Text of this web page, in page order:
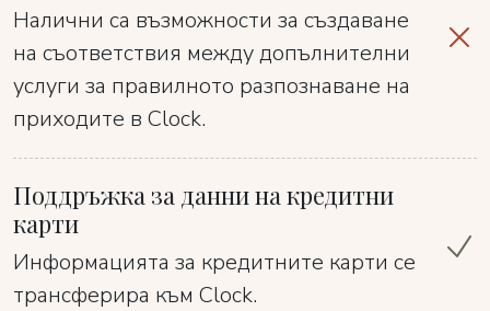
Налични са възможности за създаване
на съответствия между допълнителни
услуги за правилното разпознаване на
приходите в Clock.
Поддръжка за данни на кредитни
карти
Информацията за кредитните карти се
трансферира към Clock.